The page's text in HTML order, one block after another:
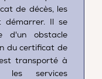
de décès, les
démarrer. Il se
d'un obstacle
du certificat de
transporté à
les services